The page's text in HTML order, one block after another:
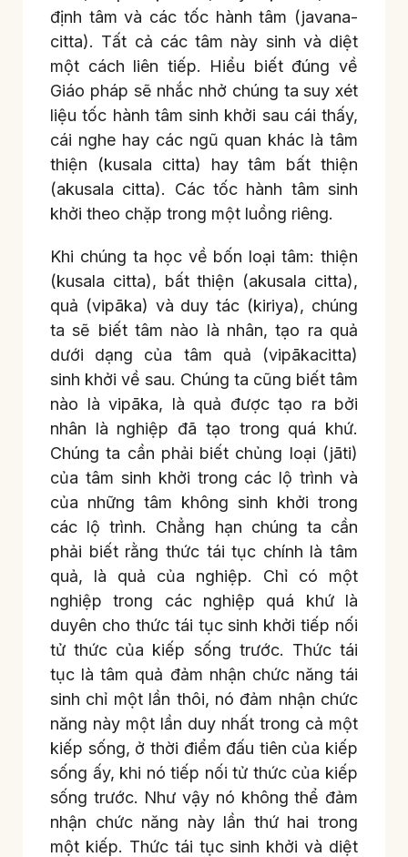
định tâm và các tốc hành tâm (javana-
citta). Tất cả các tâm này sinh và diệt
một cách liên tiếp. Hiểu biết đúng về
Giáo pháp sẽ nhắc nhở chúng ta suy xét
liệu tốc hành tâm sinh khởi sau cái thấy,
cái nghe hay các ngũ quan khác là tâm
thiện (kusala citta) hay tâm bất thiện
(akusala citta). Các tốc hành tâm sinh
khởi theo chặp trong một luồng riêng.
Khi chúng ta học về bốn loại tâm: thiện
(kusala citta), bất thiện (akusala citta),
quả (vipāka) và duy tác (kiriya), chúng
ta sẽ biết tâm nào là nhân, tạo ra quả
dưới dạng của tâm quả (vipākacitta)
sinh khởi về sau. Chúng ta cũng biết tâm
nào là vipāka, là quả được tạo ra bởi
nhân là nghiệp đã tạo trong quá khứ.
Chúng ta cần phải biết chủng loại (jāti)
của tâm sinh khởi trong các lộ trình và
của những tâm không sinh khởi trong
các lộ trình. Chẳng hạn chúng ta cần
phải biết rằng thức tái tục chính là tâm
quả, là quả của nghiệp. Chỉ có một
nghiệp trong các nghiệp quá khứ là
duyên cho thức tái tục sinh khởi tiếp nối
tử thức của kiếp sống trước. Thức tái
tục là tâm quả đảm nhận chức năng tái
sinh chỉ một lần thôi, nó đảm nhận chức
năng này một lần duy nhất trong cả một
kiếp sống, ở thời điểm đấu tiên của kiếp
sống ấy, khi nó tiếp nối tử thức của kiếp
sống trước. Như vậy nó không thể đảm
nhận chức năng này lần thứ hai trong
một kiếp. Thức tái tục sinh khởi và diệt